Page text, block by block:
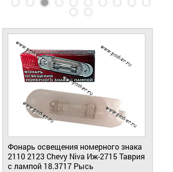
Фонарь освещения номерного знака
2110 2123 Chevy Niva Иж-2715 Таврия
с лампой 18.3717 Рысь